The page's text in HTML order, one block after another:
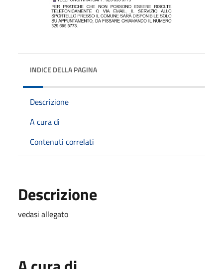
INDICE DELLA PAGINA
Descrizione
A cura di
Contenuti correlati
Descrizione
vedasi allegato